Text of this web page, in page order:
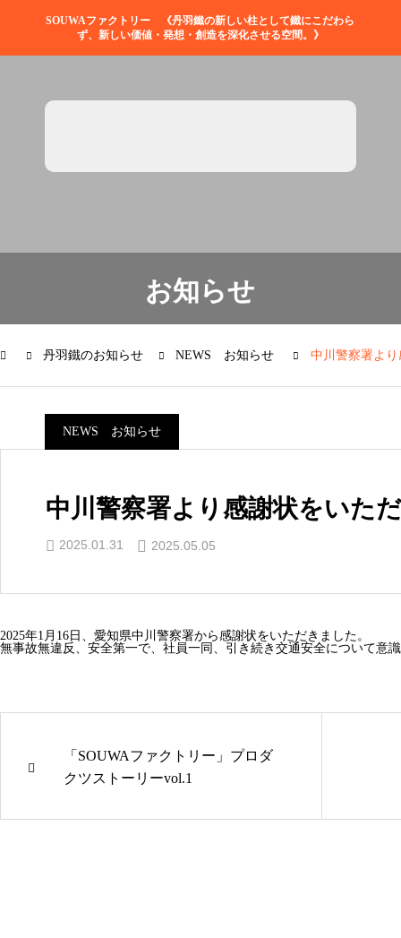
SOUWAファクトリー 《丹羽鐵の新しい柱として鐵にこだわら
ず、新しい価値・発想・創造を深化させる空間。》
お知らせ
丹羽鐵のお知らせ NEWS お知らせ 中川警察署よ
NEWS お知らせ
中川警察署より感謝状をいた
2025.01.31 2025.05.05
2025年1月16日、愛知県中川警察署から感謝状をいただきました。
無事故無違反、安全第一で、社員一同、引き続き交通安全について意
「SOUWAファクトリー」プロダ
クツストーリーvol.1